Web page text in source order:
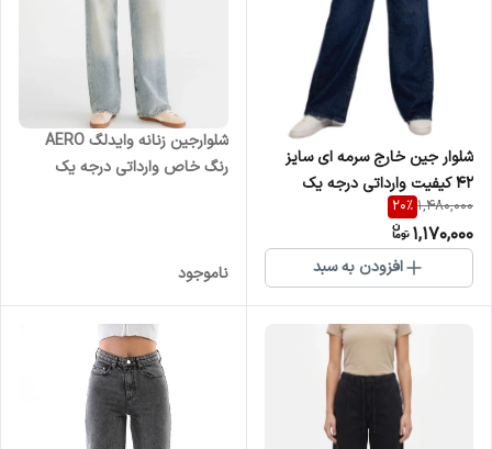
شلوار جین خارج سرمه ای سایز
۴۲ کیفیت وارداتی درجه یک
1,480,000
20%
1,170,000
افزودن به سبد
شلوارجین زنانه وایدلگ AERO
رنگ خاص وارداتی درجه یک
ناموجود